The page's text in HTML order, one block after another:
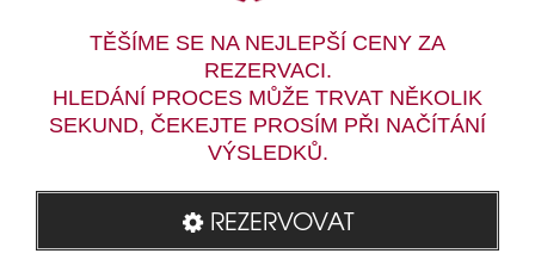
TĚŠÍME SE NA NEJLEPŠÍ CENY ZA
REZERVACI.
HLEDÁNÍ PROCES MŮŽE TRVAT NĚKOLIK
SEKUND, ČEKEJTE PROSÍM PŘI NAČÍTÁNÍ
VÝSLEDKŮ.
REZERVOVAT